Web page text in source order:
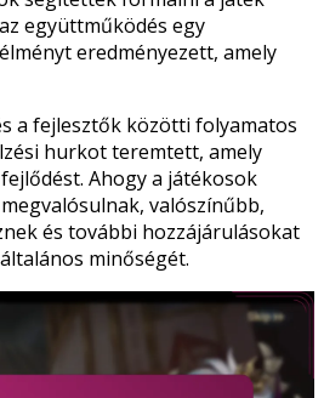
együttműködés egy
eredményezett, amely
a fejlesztők közötti folyamatos
hurkot teremtett, amely
Ahogy a játékosok
valószínűbb,
és további hozzájárulásokat
minőségét.